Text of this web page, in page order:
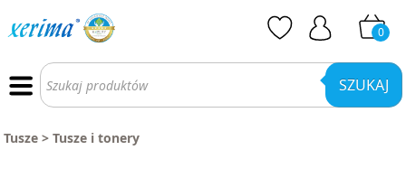
0
Wyszukiwarka
produktów SZUKAJ
Tusze > Tusze i tonery